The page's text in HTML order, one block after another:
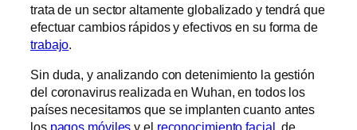
trata de un sector altamente globalizado y tendrá que
efectuar cambios rápidos y efectivos en su forma de
trabajo.
Sin duda, y analizando con detenimiento la gestión
del coronavirus realizada en Wuhan, en todos los
países necesitamos que se implanten cuanto antes
los pagos móviles y el reconocimiento facial , de